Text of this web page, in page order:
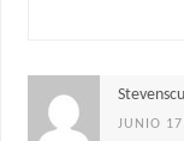
JUNIO